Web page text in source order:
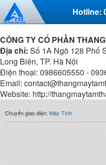
Hotline:
CÔNG TY CỔ PHẦN
Địa chỉ: Số 1A Ngõ 128 Phố
Long Biên, TP. Hà Nội
Điện thoại: 0986605550 -
Email:
Website: http://
Chuyển giao diện: Máy Tính